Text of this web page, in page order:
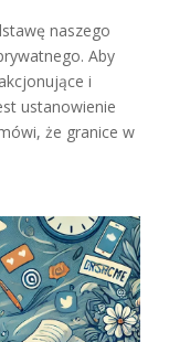
naszego
Aby
i
ustanowienie
że granice w